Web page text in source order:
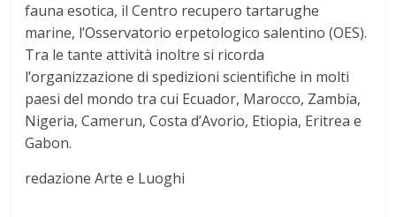
fauna esotica, il Centro recupero tartarughe
marine, l’Osservatorio erpetologico salentino (OES).
Tra le tante attività inoltre si ricorda
l’organizzazione di spedizioni scientifiche in molti
paesi del mondo tra cui Ecuador, Marocco, Zambia,
Nigeria, Camerun, Costa d’Avorio, Etiopia, Eritrea e
Gabon.
redazione Arte e Luoghi